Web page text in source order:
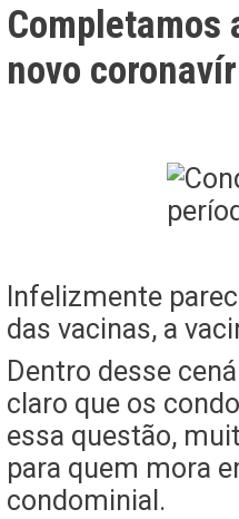
Completamos
novo
Infelizmente
das vacinas, a
Dentro desse
claro que os
essa questão,
para quem mora
condominial.